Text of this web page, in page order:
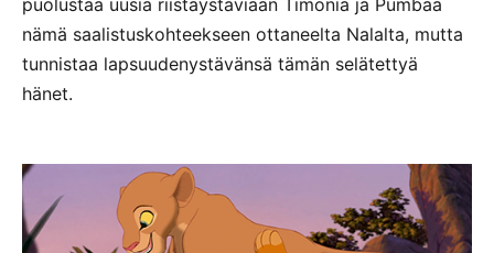
nämä saalistuskohteekseen ottaneelta Nalalta, mutta
tunnistaa lapsuudenystävänsä tämän selätettyä
hänet.